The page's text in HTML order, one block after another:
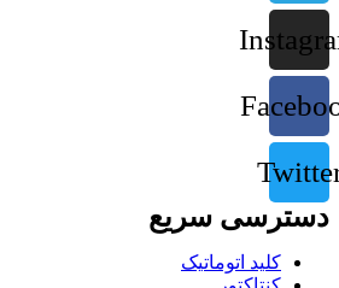
دسترسی سریع
کلید اتوماتیک